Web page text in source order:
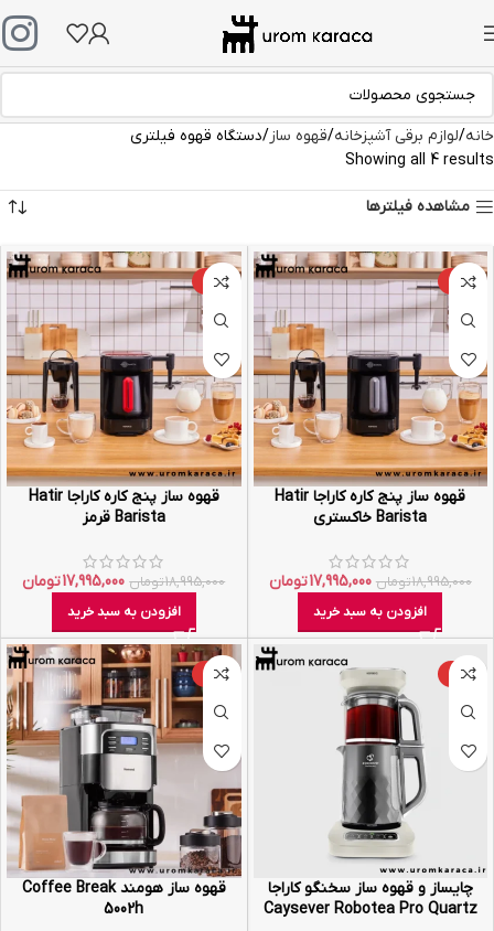
خانه لوازم برقی آشپزخانه قهوه ساز دستگاه قهوه فیلتری
Showing all 4 results
مشاهده فیلترها
-5%
قهوه ساز پنج کاره کاراجا Hatir
Barista خاکستری
18,995,000تومان 17,995,000تومان
افزودن به سبد خرید
-5%
قهوه ساز پنج کاره کاراجا Hatir
Barista قرمز
18,995,000تومان 17,995,000تومان
افزودن به سبد خرید
-12%
چایساز و قهوه ساز سخنگو کاراجا
Caysever Robotea Pro Quartz
-12%
قهوه ساز هومند Coffee Break
5002h